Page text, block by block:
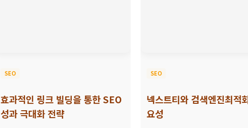
SEO
효과적인 링크 빌딩을 통한 SEO
성과 극대화 전략
SEO
넥스트티와 검색엔진최적
요성